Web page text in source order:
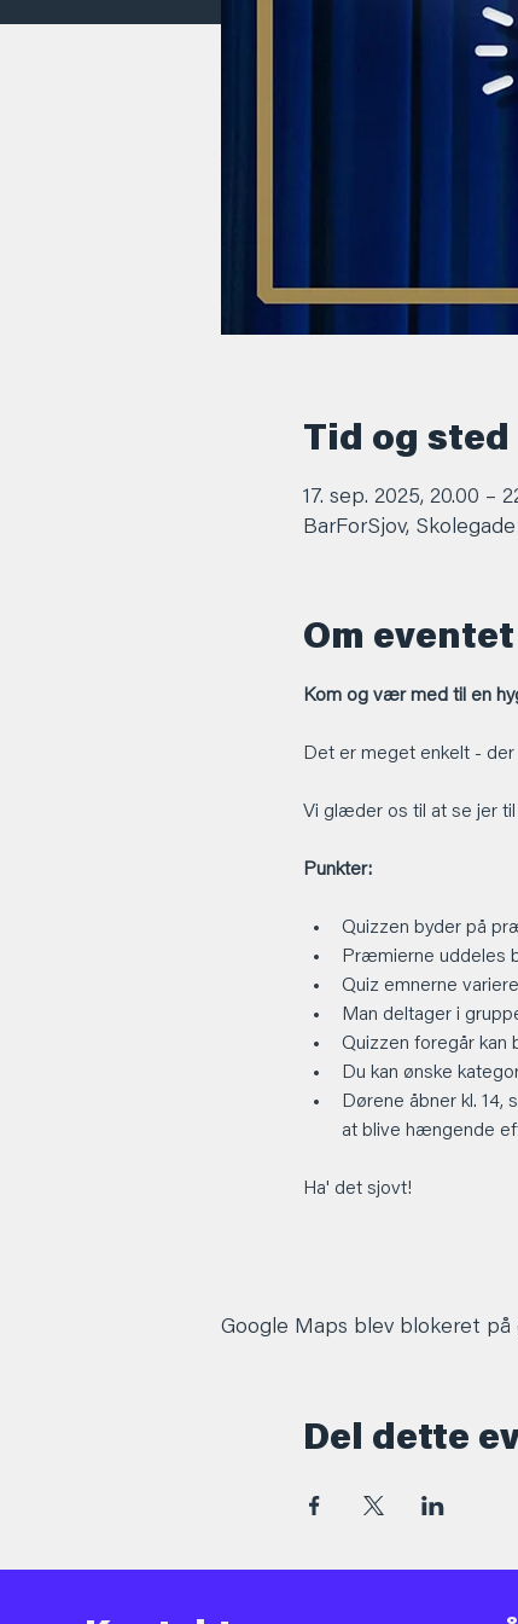
Tid og sted
17. sep. 2025, 20.00 –
BarForSjov,
Om eventet
Kom og vær med til en
Det er meget enkelt -
Vi glæder os til at se jer
Punkter:
Quizzen byder på
Præmierne uddeles
Quiz emnerne
Man deltager i
Quizzen foregår kan
Du kan ønske
Dørene åbner kl. 14,
at blive hængende
Ha' det sjovt!
Google Maps blev blokeret
Del dette